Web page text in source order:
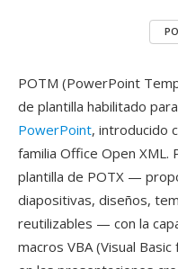
POTM (PowerPoint
de plantilla habilitado
PowerPoint, introducido
familia Office Open XML.
plantilla de POTX —
diapositivas, diseños,
reutilizables — con la
macros VBA (Visual